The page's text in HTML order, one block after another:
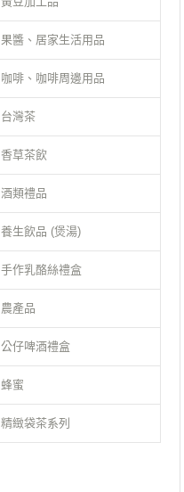
果醬、居家生活用品
咖啡、咖啡周邊用品
台灣茶
香草茶飲
酒類禮品
養生飲品 (煲湯)
手作乳酪絲禮盒
農產品
公仔啤酒禮盒
蜂蜜
精緻袋茶系列